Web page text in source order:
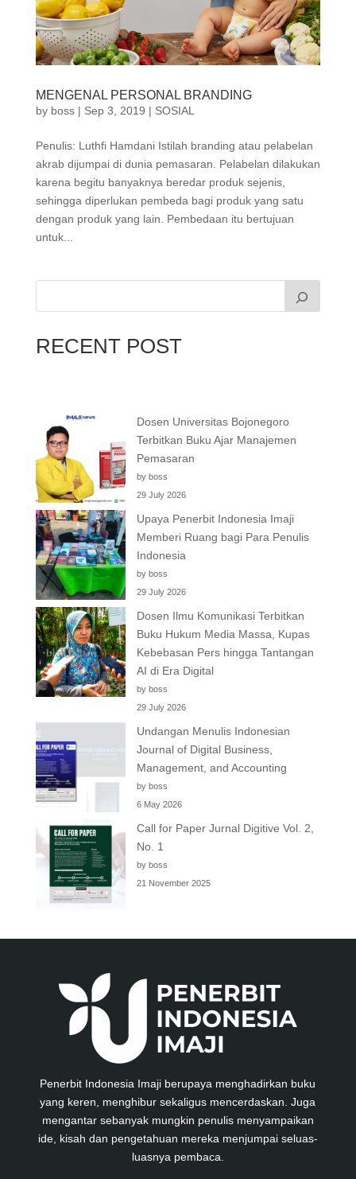
MENGENAL PERSONAL BRANDING
by boss| Sep 3, 2019 | SOSIAL
Penulis: Luthfi Hamdani Istilah branding atau pelabelan
akrab dijumpai di dunia pemasaran. Pelabelan dilakukan
karena begitu banyaknya beredar produk sejenis,
sehingga diperlukan pembeda bagi produk yang satu
dengan produk yang lain. Pembedaan itu bertujuan
untuk...
RECENT POST
Dosen Universitas Bojonegoro
Terbitkan Buku Ajar Manajemen
Pemasaran
by boss
29 July 2026
Upaya Penerbit Indonesia Imaji
Memberi Ruang bagi Para Penulis
Indonesia
by boss
29 July 2026
Dosen Ilmu Komunikasi Terbitkan
Buku Hukum Media Massa, Kupas
Kebebasan Pers hingga Tantangan
AI di Era Digital
by boss
29 July 2026
Undangan Menulis Indonesian
Journal of Digital Business,
Management, and Accounting
by boss
6 May 2026
Call for Paper Jurnal Digitive Vol. 2,
No. 1
by boss
21 November 2025
Penerbit Indonesia Imaji berupaya menghadirkan buku
yang keren, menghibur sekaligus mencerdaskan. Juga
mengantar sebanyak mungkin penulis menyampaikan
ide, kisah dan pengetahuan mereka menjumpai seluas-
luasnya pembaca.